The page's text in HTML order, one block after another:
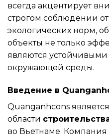
всегда акцентирует
строгом соблюдении
экологических норм,
объекты не только
являются
окружающей среды.
Введение в
Quanganhcons
области
во Вьетнаме. Компания